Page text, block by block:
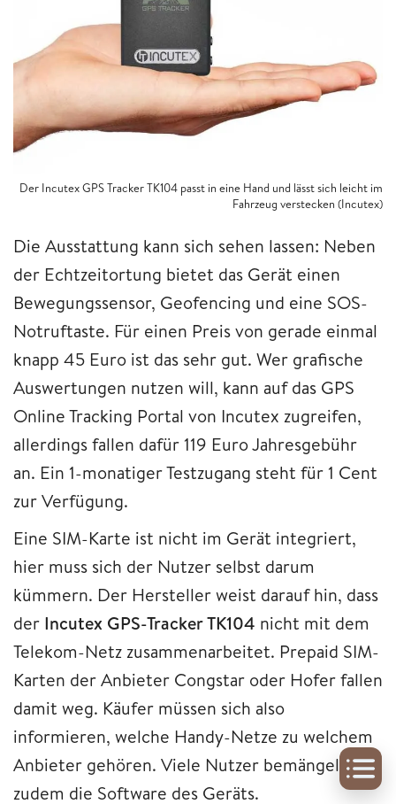
Der Incutex GPS Tracker TK104 passt in eine Hand und lässt sich leicht im
Fahrzeug verstecken (Incutex)
Die Ausstattung kann sich sehen lassen: Neben
der Echtzeitortung bietet das Gerät einen
Bewegungssensor, Geofencing und eine SOS-
Notruftaste. Für einen Preis von gerade einmal
knapp 45 Euro ist das sehr gut. Wer grafische
Auswertungen nutzen will, kann auf das GPS
Online Tracking Portal von Incutex zugreifen,
allerdings fallen dafür 119 Euro Jahresgebühr
an. Ein 1-monatiger Testzugang steht für 1 Cent
zur Verfügung.
Eine SIM-Karte ist nicht im Gerät integriert,
hier muss sich der Nutzer selbst darum
kümmern. Der Hersteller weist darauf hin, dass
der Incutex GPS-Tracker TK104 nicht mit dem
Telekom-Netz zusammenarbeitet. Prepaid SIM-
Karten der Anbieter Congstar oder Hofer fallen
damit weg. Käufer müssen sich also
informieren, welche Handy-Netze zu welchem
Anbieter gehören. Viele Nutzer bemängeln
zudem die Software des Geräts.